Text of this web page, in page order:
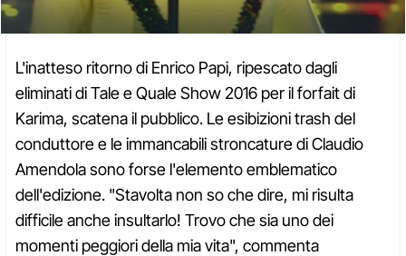
L'inatteso ritorno di Enrico Papi, ripescato dagli
eliminati di Tale e Quale Show 2016 per il forfait di
Karima, scatena il pubblico. Le esibizioni trash del
conduttore e le immancabili stroncature di Claudio
Amendola sono forse l'elemento emblematico
dell'edizione. "Stavolta non so che dire, mi risulta
difficile anche insultarlo! Trovo che sia uno dei
momenti peggiori della mia vita", commenta